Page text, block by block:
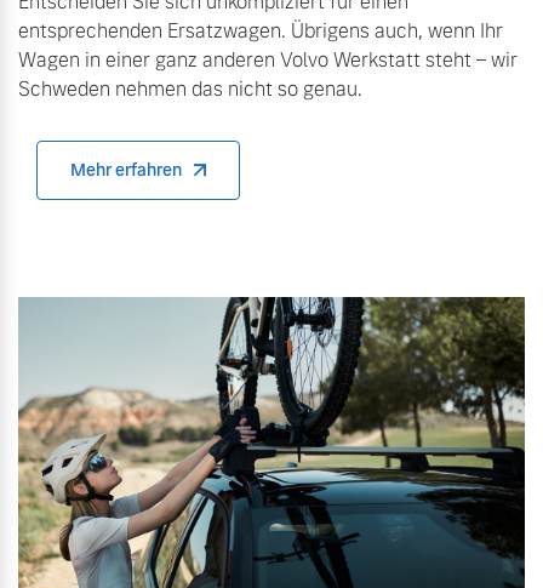
Editionsmodelle
Jetzt kennenlernen
Finanzierung & Leasing
Versicherung
entsprechenden Ersatzwagen. Übrigens auch, wenn Ihr
Wagen in einer ganz anderen Volvo Werkstatt steht – wir
Schweden nehmen das nicht so genau.
Mehr erfahren